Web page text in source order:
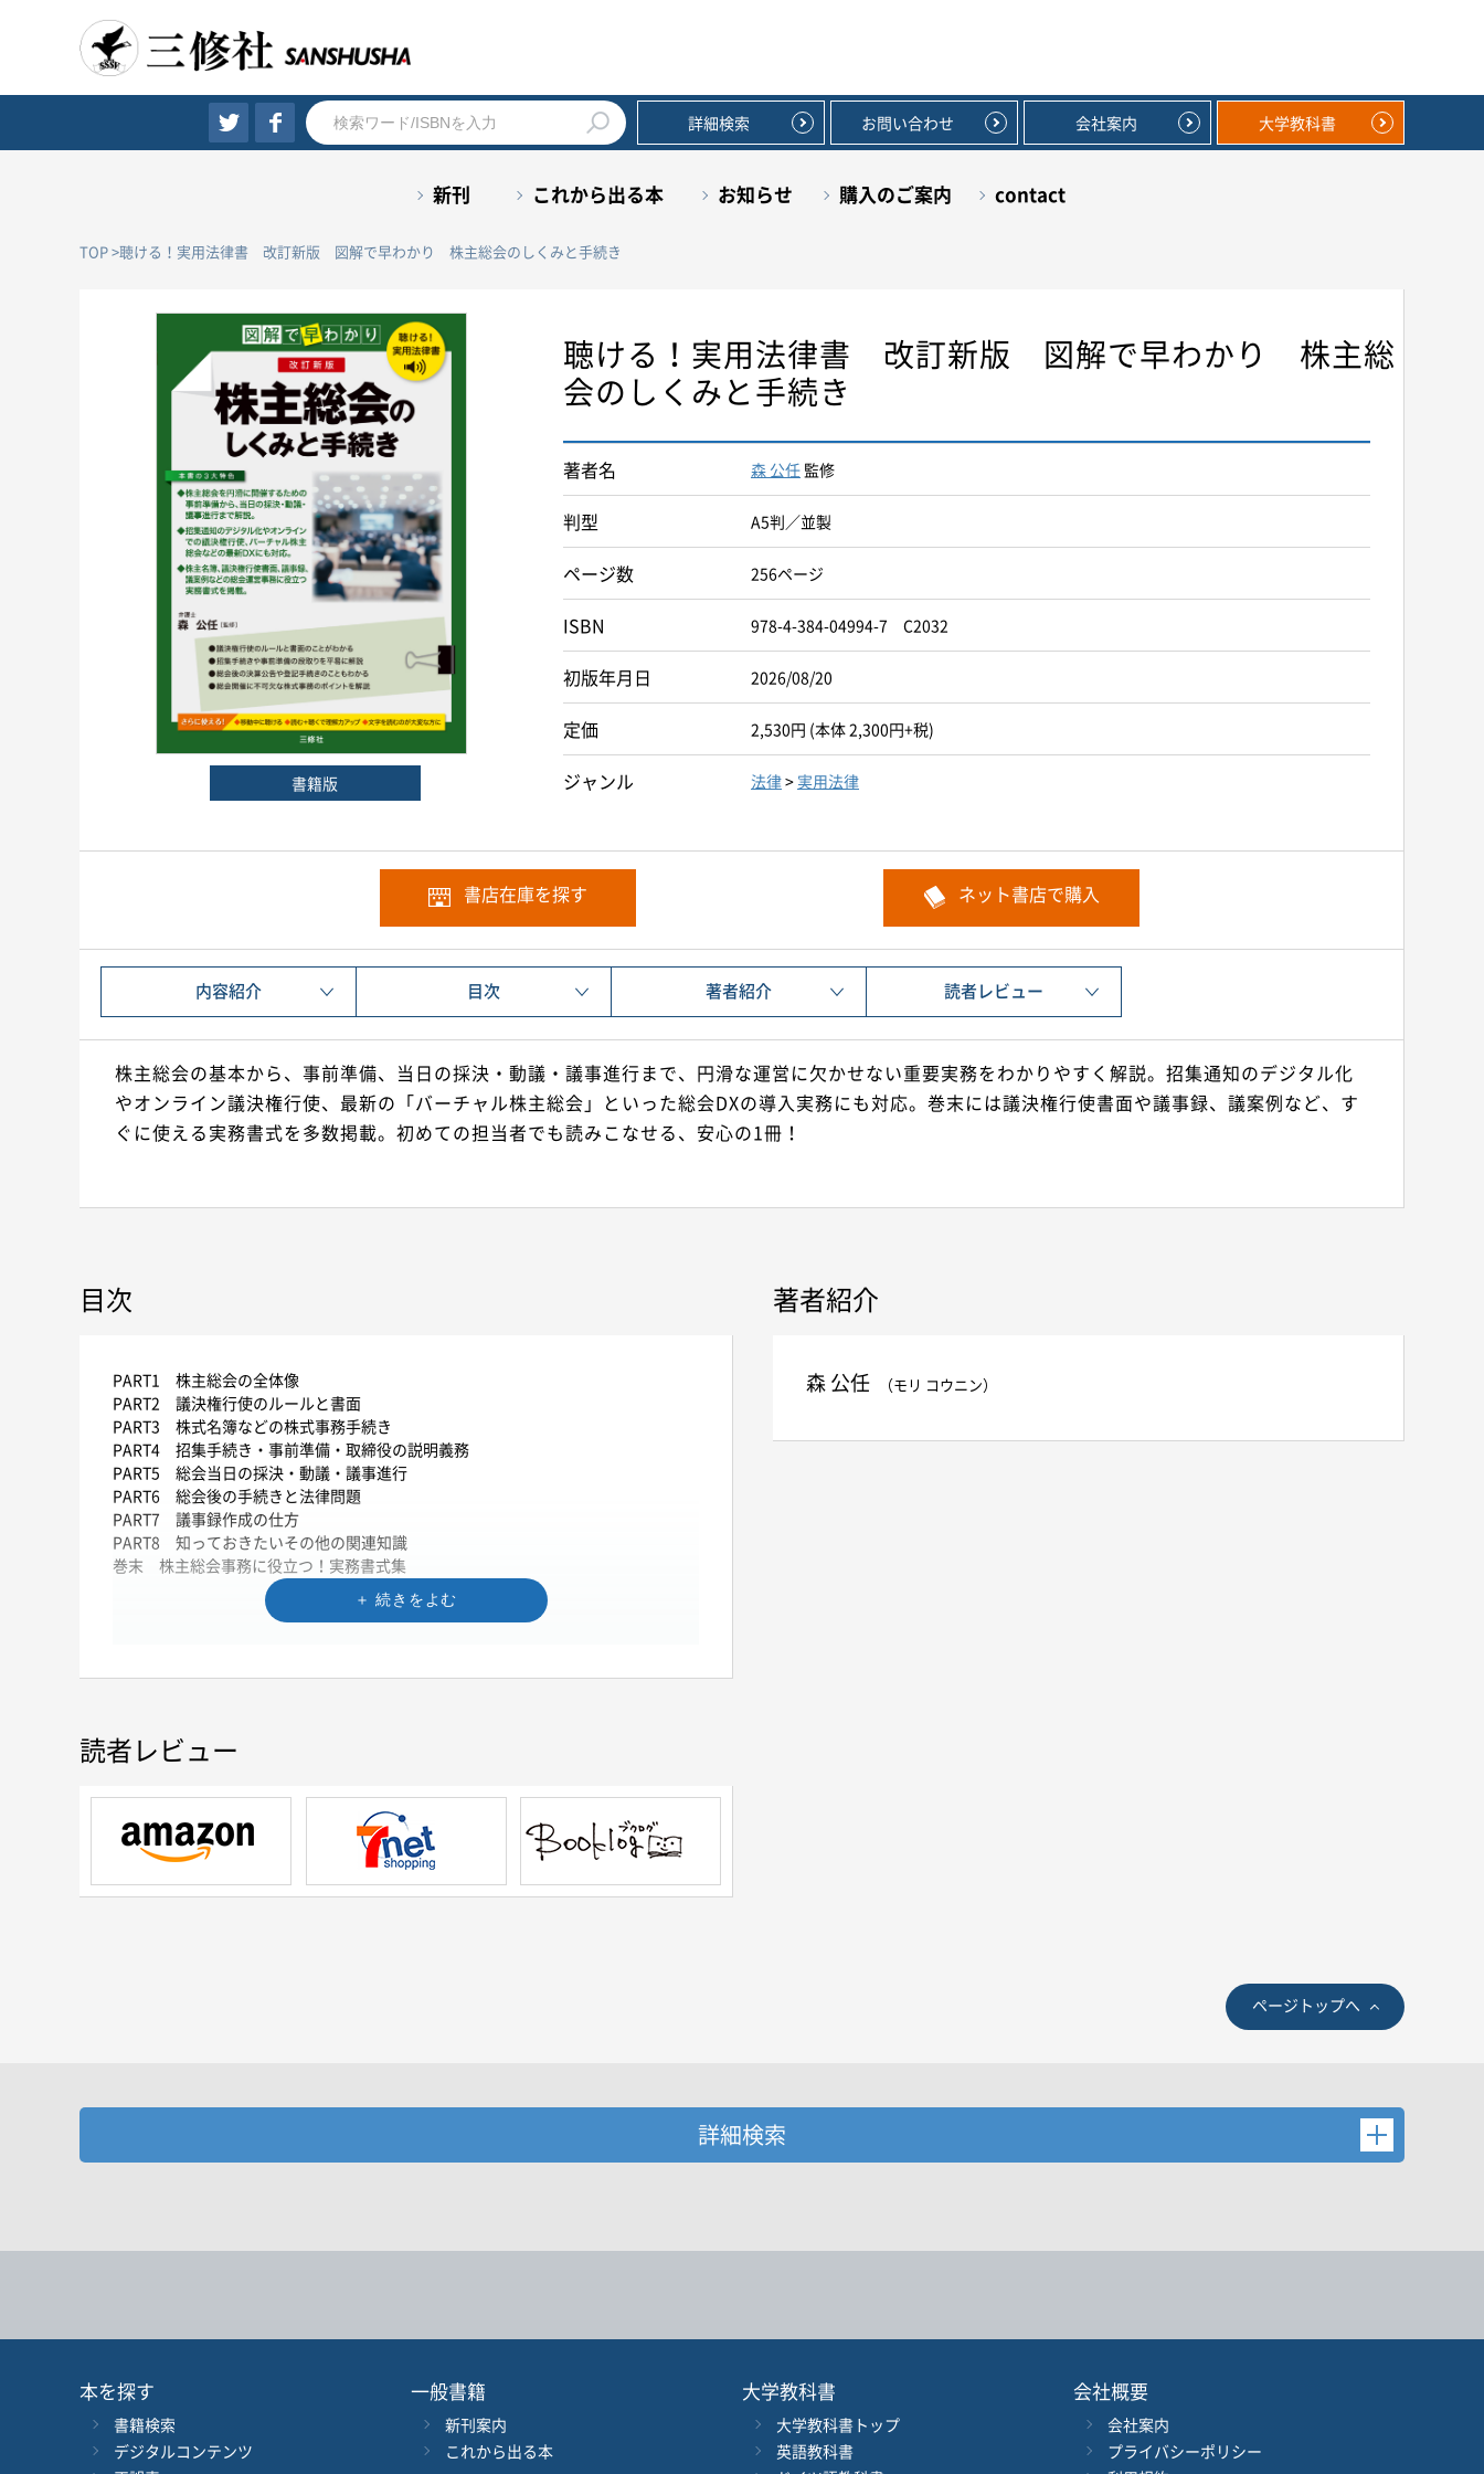
詳細検索 お問い合わせ 会社案内 大学教科書
新刊 これから出る本 お知らせ 購入のご案内 contact
TOP 聴ける！実用法律書 改訂新版 図解で早わかり 株主総会のしくみと手続き
書籍版
聴ける！実用法律書 改訂新版 図解で早わかり 株主総
会のしくみと手続き
著者名 森 公任 監修
判型 A5判／並製
ページ数 256ページ
ISBN 978-4-384-04994-7 C2032
初版年月日 2026/08/20
定価 2,530円 (本体 2,300円+税)
ジャンル 法律> 実用法律
書店在庫を探す ネット書店で購入
内容紹介 目次 著者紹介 読者レビュー
株主総会の基本から、事前準備、当日の採決・動議・議事進行まで、円滑な運営に欠かせない重要実務をわかりやすく解説。招集通知のデジタル化
やオンライン議決権行使、最新の「バーチャル株主総会」といった総会DXの導入実務にも対応。巻末には議決権行使書面や議事録、議案例など、す
ぐに使える実務書式を多数掲載。初めての担当者でも読みこなせる、安心の1冊！
目次
PART1 株主総会の全体像
PART2 議決権行使のルールと書面
PART3 株式名簿などの株式事務手続き
PART4 招集手続き・事前準備・取締役の説明義務
PART5 総会当日の採決・動議・議事進行
PART6 総会後の手続きと法律問題
PART7 議事録作成の仕方
PART8 知っておきたいその他の関連知識
巻末 株主総会事務に役立つ！実務書式集
読者レビュー
著者紹介
森 公任 （モリ コウニン）
ページトップへ
詳細検索
キーワード
シリーズ レベル 発行年月 月 ～
本を探す
書籍検索
デジタルコンテンツ
一般書籍
新刊案内
これから出る本
大学教科書
大学教科書トップ
英語教科書
会社概要
会社案内
プライバシーポリシー